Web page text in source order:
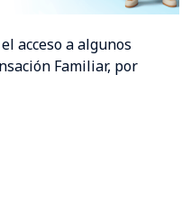
acceso a algunos
Familiar, por